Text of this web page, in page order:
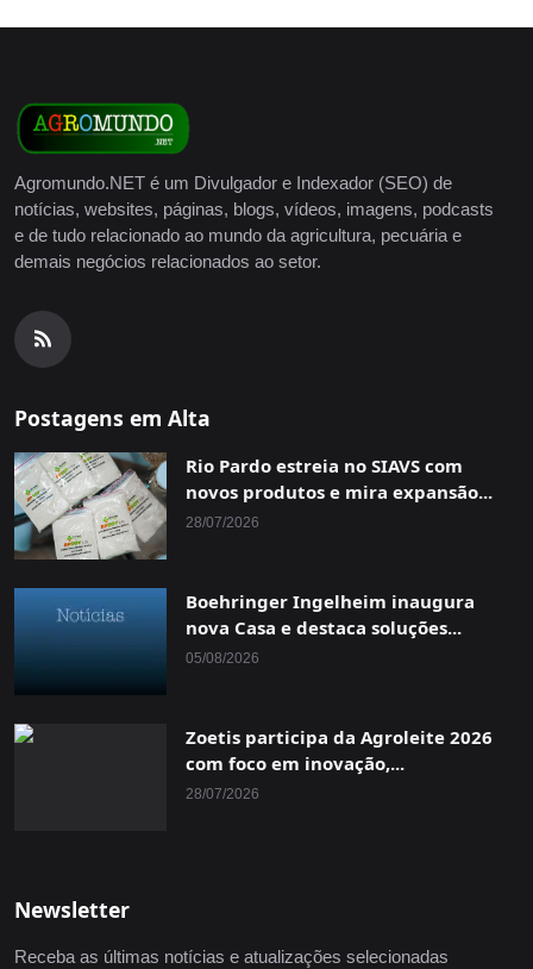
Agromundo.NET é um Divulgador e Indexador (SEO) de
notícias, websites, páginas, blogs, vídeos, imagens, podcasts
e de tudo relacionado ao mundo da agricultura, pecuária e
demais negócios relacionados ao setor.
Postagens em Alta
Rio Pardo estreia no SIAVS com
novos produtos e mira expansão...
28/07/2026
Boehringer Ingelheim inaugura
nova Casa e destaca soluções...
05/08/2026
Zoetis participa da Agroleite 2026
com foco em inovação,...
28/07/2026
Newsletter
Receba as últimas notícias e atualizações selecionadas